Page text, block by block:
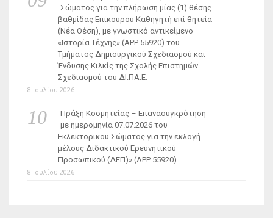
Σώματος για την πλήρωση μίας (1) θέσης
βαθμίδας Επίκουρου Καθηγητή επί θητεία
(Νέα Θέση), με γνωστικό αντικείμενο
«Ιστορία Τέχνης» (ΑΡΡ 55920) του
Τμήματος Δημιουργικού Σχεδιασμού και
Ένδυσης Κιλκίς της Σχολής Επιστημών
Σχεδιασμού του ΔΙ.ΠΑ.Ε.
8 Ιουλίου 2026
Πράξη Κοσμητείας – Επανασυγκρότηση
με ημερομηνία 07.07.2026 του
Εκλεκτορικού Σώματος για την εκλογή
μέλους Διδακτικού Ερευνητικού
Προσωπικού (ΔΕΠ)» (APP 55920)
8 Ιουλίου 2026